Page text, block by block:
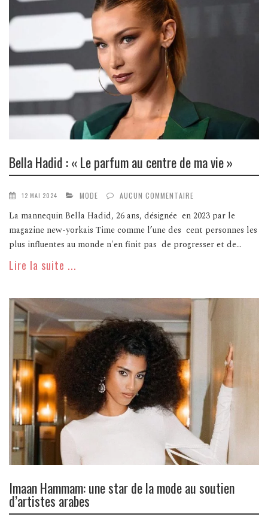
Bella Hadid : « Le parfum au centre de ma vie »
12 MAI 2024 MODE AUCUN COMMENTAIRE
La mannequin Bella Hadid, 26 ans, désignée en 2023 par le
magazine new-yorkais Time comme l’une des cent personnes les
plus influentes au monde n'en finit pas de progresser et de...
Lire la suite ...
Imaan Hammam: une star de la mode au soutien
d’artistes arabes